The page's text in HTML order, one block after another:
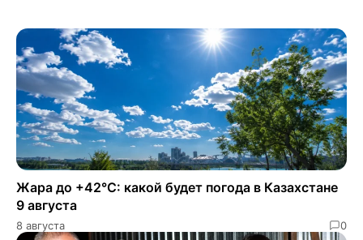
Жара до +42°C: какой будет погода в Казахстане
9 августа
8 августа 0